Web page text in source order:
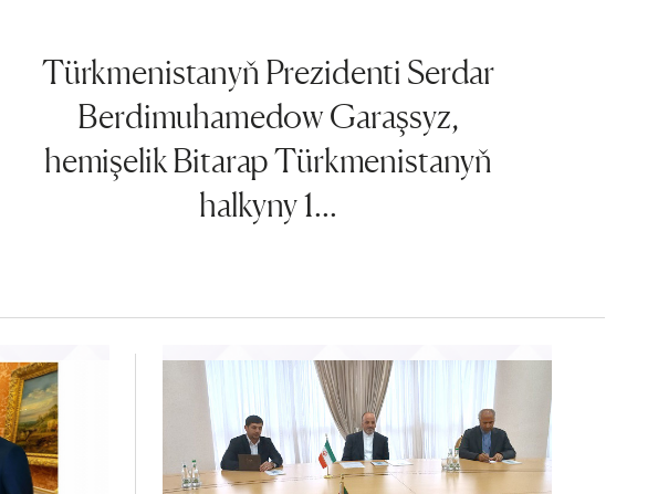
Türkmenistanyň Prezidenti Serdar
Berdimuhamedow Garaşsyz,
hemişelik Bitarap Türkmenistanyň
halkyny 1...